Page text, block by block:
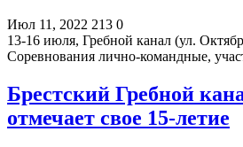
Июл 11, 2022 213 0
13-16 июля, Гребной канал (ул.
Соревнования лично-командные,
Брестский Гребной
отмечает свое 15-летие